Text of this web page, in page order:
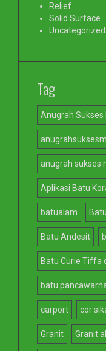
Relief
Solid Surface
Uncategorized
Tag
Anugrah Sukses
anugrah sukses
Aplikasi Batu
batualam
Batu Andesit
Batu Curie Tiffa
batu
carport cor
Granit Granit